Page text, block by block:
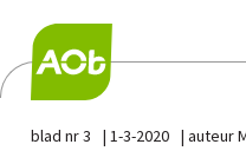
blad nr 3 1-3-2020 auteur